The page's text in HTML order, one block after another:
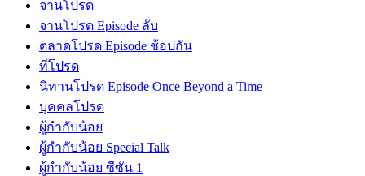
จานโปรด
จานโปรด Episode ลับ
ตลาดโปรด Episode ช้อปกัน
ที่โปรด
นิทานโปรด Episode Once Beyond a Time
บุคคลโปรด
ผู้กำกับน้อย
ผู้กำกับน้อย Special Talk
ผู้กำกับน้อย ซีซัน 1